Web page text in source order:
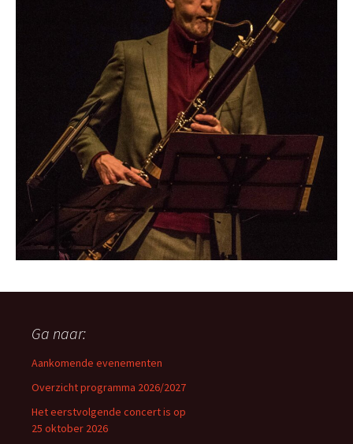
Ga naar:
Aankomende evenementen
Overzicht programma 2026/2027
Het eerstvolgende concert is op
25 oktober 2026